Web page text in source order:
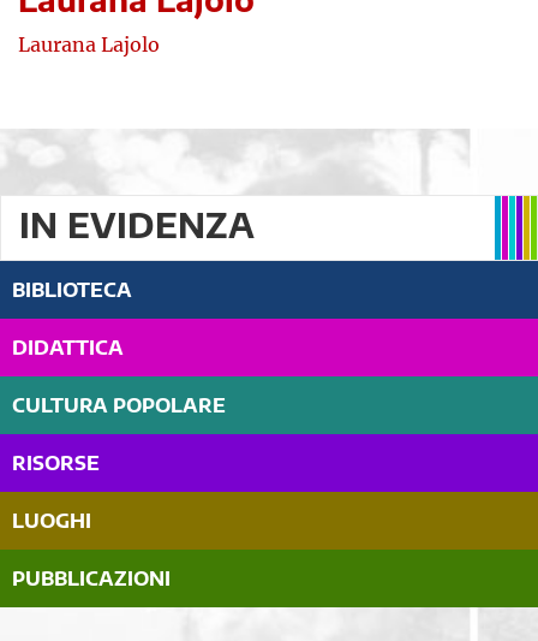
Laurana Lajolo
IN EVIDENZA
BIBLIOTECA
DIDATTICA
CULTURA POPOLARE
RISORSE
LUOGHI
PUBBLICAZIONI